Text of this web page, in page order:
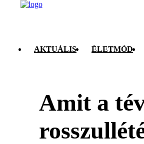
AKTUÁLIS ÉLETMÓD
Amit a